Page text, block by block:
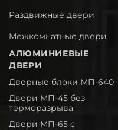
Раздвижные двери
Межкомнатные двери
АЛЮМИНИЕВЫЕ
ДВЕРИ
Дверные блоки МП-640
Двери МП-45 без
терморазрыва
Двери МП-65 с